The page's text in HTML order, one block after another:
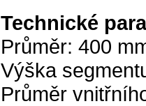
Technické
Průměr: 400
Výška
Průměr